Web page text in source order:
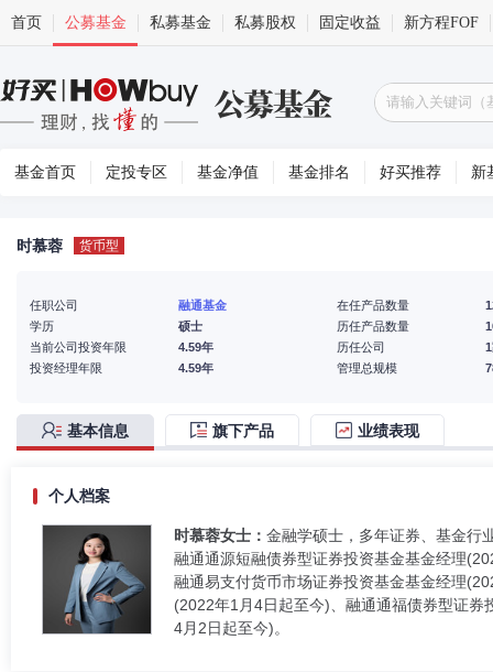
首页 公募基金 私募基金 私募股权 固定收益 新方程FOF
基金首页 定投专区 基金净值 基金排名 好买推荐 新
时慕蓉 货币型
任职公司
融通基金
学历
硕士
当前公司投资年限
4.59年
投资经理年限
4.59年
在任产品数量
历任产品数量
历任公司
管理总规模
基本信息 旗下产品 业绩表现
个人档案
时慕蓉女士： 金融学硕士，多年证券、基金行
融通通源短融债券型证券投资基金基金经理
融通易支付货币市场证券投资基金基金经理
(2022年1月4日起至今)、融通通福债券型证
4月2日起至今)。